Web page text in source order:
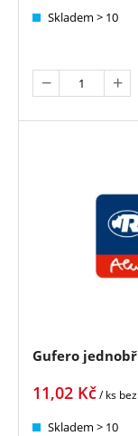
Skladem > 10
Gufero
11,02 Kč/ ks
Skladem > 10